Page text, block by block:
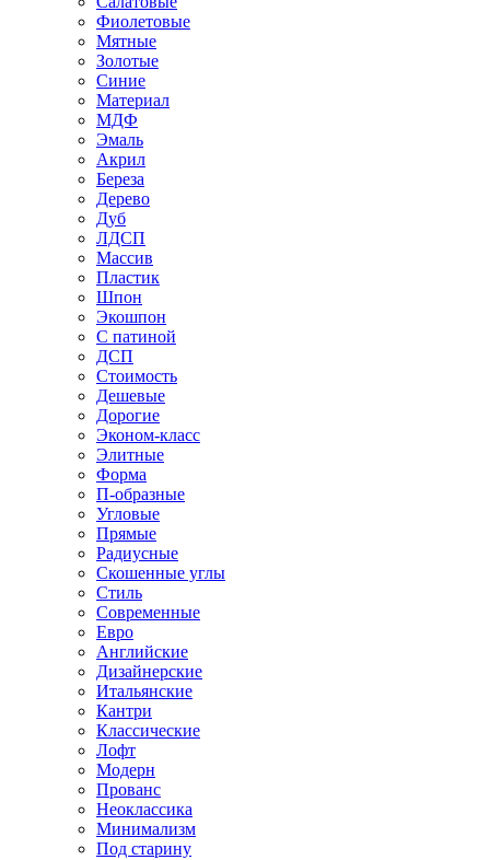
Фиолетовые
Мятные
Золотые
Синие
Материал
МДФ
Эмаль
Акрил
Береза
Дерево
Дуб
ЛДСП
Массив
Пластик
Шпон
Экошпон
С патиной
ДСП
Стоимость
Дешевые
Дорогие
Эконом-класс
Элитные
Форма
П-образные
Угловые
Прямые
Радиусные
Скошенные углы
Стиль
Современные
Евро
Английские
Дизайнерские
Итальянские
Кантри
Классические
Лофт
Модерн
Прованс
Неоклассика
Минимализм
Под старину